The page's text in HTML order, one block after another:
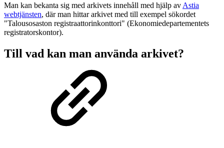
Man kan bekanta sig med arkivets innehåll med hjälp avAstia
webtjänsten, där man hittar arkivet med till exempel sökordet
"Talousosaston registraattorinkonttori" (Ekonomiedepartementets
registratorskontor).
Till vad kan man använda arkivet?